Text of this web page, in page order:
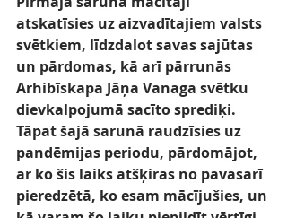
atskatīsies uz aizvadītajiem valsts
svētkiem, līdzdalot savas sajūtas
un pārdomas, kā arī pārrunās
Arhibīskapa Jāņa Vanaga svētku
dievkalpojumā sacīto sprediķi.
Tāpat šajā sarunā raudzīsies uz
pandēmijas periodu, pārdomājot,
ar ko šis laiks atšķiras no pavasarī
pieredzētā, ko esam mācījušies, un